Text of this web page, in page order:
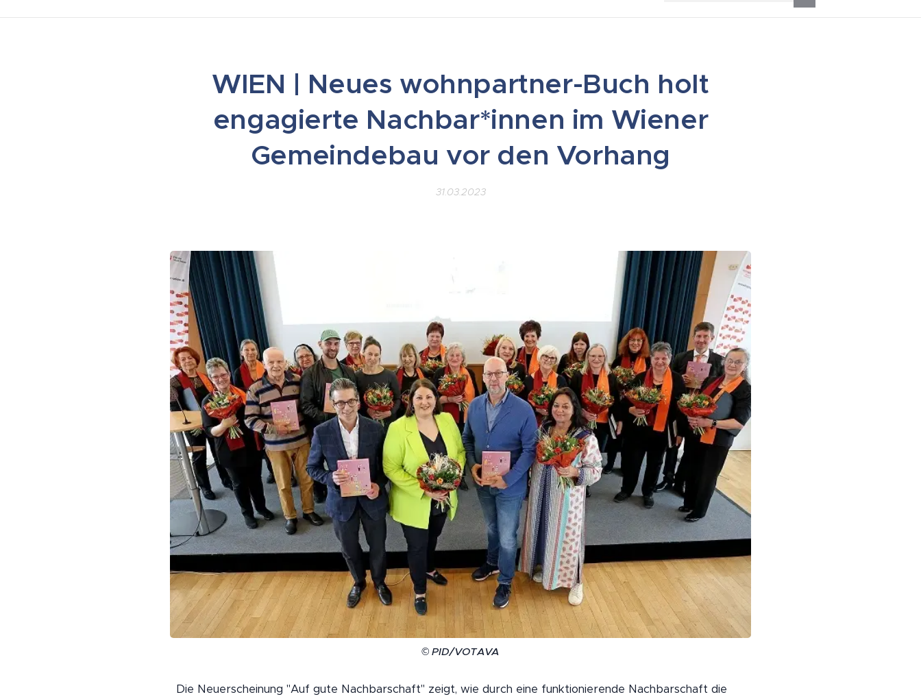
WIEN | Neues wohnpartner-Buch holt
engagierte Nachbar*innen im Wiener
Gemeindebau vor den Vorhang
31.03.2023
© PID/VOTAVA
Die Neuerscheinung "Auf gute Nachbarschaft" zeigt, wie durch eine funktionierende Nachbarschaft die